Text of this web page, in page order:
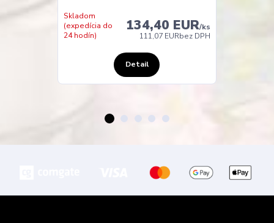
134,40 EUR/ks
111,07 EURbez DPH
Skladom
(expedícia do
24 hodín)
Detail